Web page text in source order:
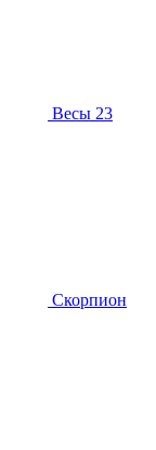
Весы 23
Скорпион